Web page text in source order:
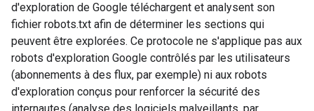
d'exploration de Google téléchargent et analysent son
fichier robots.txt afin de déterminer les sections qui
peuvent être explorées. Ce protocole ne s'applique pas aux
robots d'exploration Google contrôlés par les utilisateurs
(abonnements à des flux, par exemple) ni aux robots
d'exploration conçus pour renforcer la sécurité des